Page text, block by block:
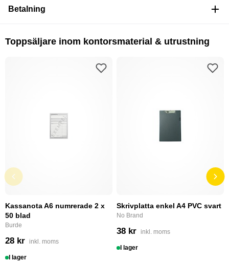
Betalning
Toppsäljare inom kontorsmaterial & utrustning
Kassanota A6 numrerade 2 x
50 blad
Burde
28 kr inkl. moms
I lager
Skrivplatta enkel A4 PVC svart
No Brand
38 kr inkl. moms
I lager